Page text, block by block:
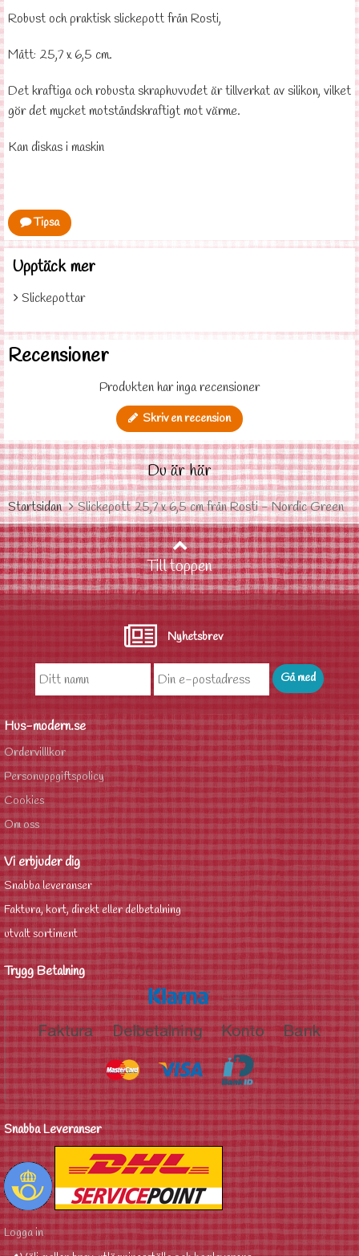
Robust och praktisk slickepott från Rosti,
Mått: 25,7 x 6,5 cm.
Det kraftiga och robusta skraphuvudet är tillverkat av silikon, vilket
gör det mycket motståndskraftigt mot värme.
Kan diskas i maskin
Tipsa
Upptäck mer
Slickepottar
Recensioner
Produkten har inga recensioner
Skriv en recension
Du är här
Startsidan Slickepott 25,7 x 6,5 cm från Rosti - Nordic Green
Till toppen
Nyhetsbrev
Hus-modern.se
Ordervilllkor
Personuppgiftspolicy
Cookies
Om oss
Vi erbjuder dig
Snabba leveranser
Faktura, kort, direkt eller delbetalning
utvalt sortiment
Trygg Betalning
Snabba Leveranser
Logga in